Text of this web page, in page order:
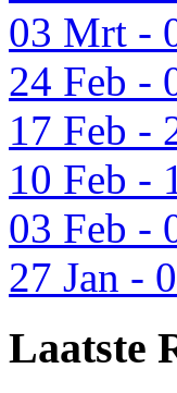
03 Mrt -
24 Feb -
17 Feb -
10 Feb -
03 Feb -
27 Jan -
Laatste